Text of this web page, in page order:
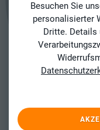
Besuchen Sie
personalisierter
Dritte. Details